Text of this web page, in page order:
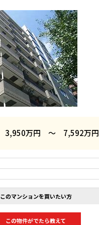
3,950万円 ～ 7,592万円
このマンションを買いたい方
この物件がでたら教えて